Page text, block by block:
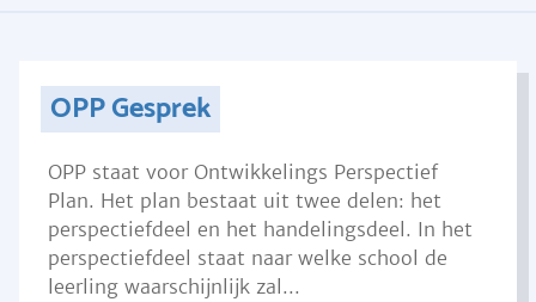
OPP Gesprek
OPP staat voor Ontwikkelings Perspectief
Plan. Het plan bestaat uit twee delen: het
perspectiefdeel en het handelingsdeel. In het
perspectiefdeel staat naar welke school de
leerling waarschijnlijk zal...